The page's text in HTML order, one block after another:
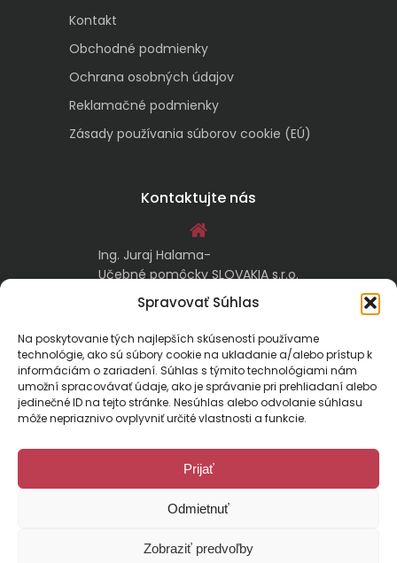
Spravovať Súhlas
Na poskytovanie tých najlepších skúseností používame
technológie, ako sú súbory cookie na ukladanie a/alebo prístup k
informáciám o zariadení. Súhlas s týmito technológiami nám
umožní spracovávať údaje, ako je správanie pri prehliadaní alebo
jedinečné ID na tejto stránke. Nesúhlas alebo odvolanie súhlasu
môže nepriaznivo ovplyvniť určité vlastnosti a funkcie.
Prijať
Odmietnuť
Zobraziť predvoľby
Kontakt
Obchodné podmienky
Ochrana osobných údajov
Reklamačné podmienky
Zásady používania súborov cookie (EÚ)
Kontaktujte nás
Ing. Juraj Halama-
Učebné pomôcky SLOVAKIA s.r.o.
Malachovská 17/A
974 05 Banská Bystrica
kontakt@ucebnepomockyslovakia.sk
0917 797 357, 048/410 18 88
kontakt@ucebnepomockyslovakia.sk